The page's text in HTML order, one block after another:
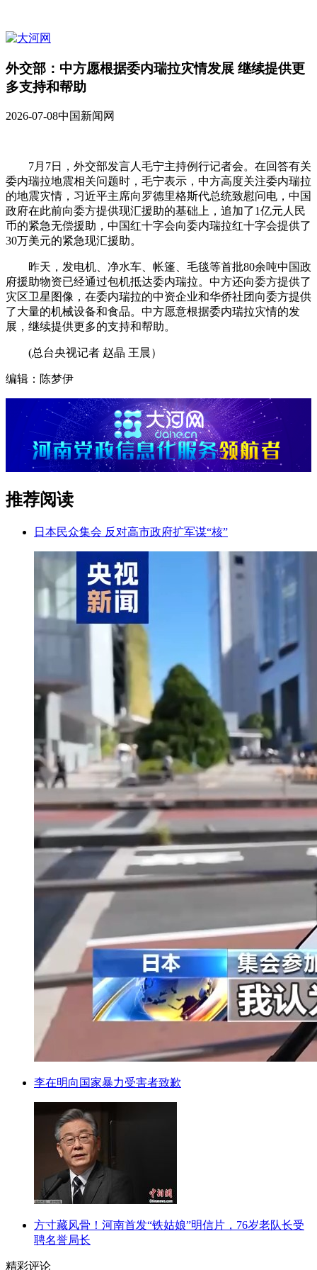
外交部：中方愿根据委内瑞拉灾情发展 继续提供更
多支持和帮助
2026-07-08中国新闻网
7月7日，外交部发言人毛宁主持例行记者会。在回答有关
委内瑞拉地震相关问题时，毛宁表示，中方高度关注委内瑞拉
的地震灾情，习近平主席向罗德里格斯代总统致慰问电，中国
政府在此前向委方提供现汇援助的基础上，追加了1亿元人民
币的紧急无偿援助，中国红十字会向委内瑞拉红十字会提供了
30万美元的紧急现汇援助。
昨天，发电机、净水车、帐篷、毛毯等首批80余吨中国政
府援助物资已经通过包机抵达委内瑞拉。中方还向委方提供了
灾区卫星图像，在委内瑞拉的中资企业和华侨社团向委方提供
了大量的机械设备和食品。中方愿意根据委内瑞拉灾情的发
展，继续提供更多的支持和帮助。
(总台央视记者 赵晶 王晨）
编辑：陈梦伊
推荐阅读
日本民众集会 反对高市政府扩军谋“核”
李在明向国家暴力受害者致歉
方寸藏风骨！河南首发“铁姑娘”明信片，76岁老队长受
聘名誉局长
精彩评论